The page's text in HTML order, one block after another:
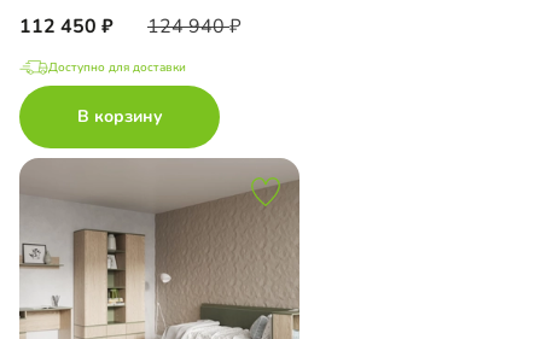
112 450 124 940
Доступно для доставки
В корзину